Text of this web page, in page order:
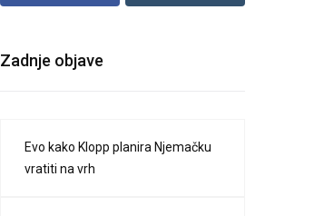
Zadnje objave
Evo kako Klopp planira Njemačku
vratiti na vrh